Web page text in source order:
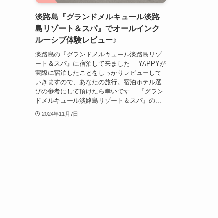
淡路島『グランドメルキュール淡路
島リゾート＆スパ』でオールインク
ルーシブ体験レビュー♪
淡路島の『グランドメルキュール淡路島リゾ
ート＆スパ』に宿泊して来ました YAPPYが
実際に宿泊したことをしっかりレビューして
いきますので、あなたの旅行。宿泊ホテル選
びの参考にして頂けたら幸いです 『グラン
ドメルキュール淡路島リゾート＆スパ』の...
2024年11月7日